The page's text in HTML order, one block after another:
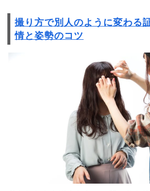
撮り方で別人のように変わる
情と姿勢のコツ